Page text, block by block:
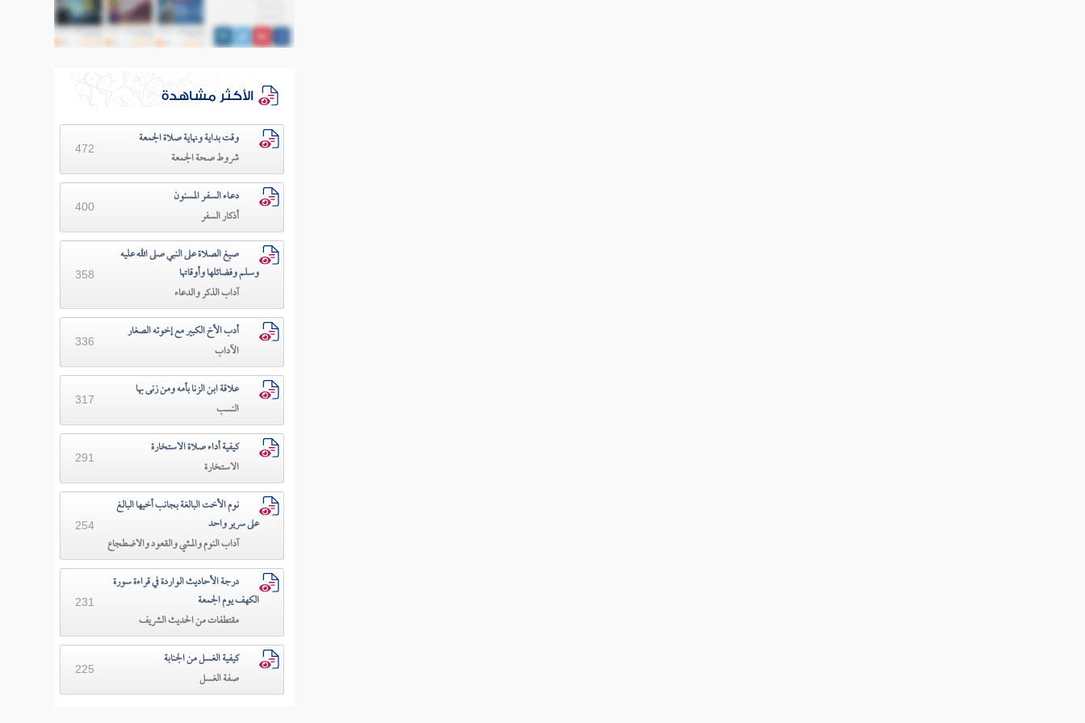
الأكثر مشاهدة
وقت بداية ونهاية صلاة الجمعة
شروط صحة الجمعة
472
دعـاء السفـر المسنون
أذكار السفر
400
صيغ الصلاة على النبي صلى الله عليه
وسلم وفضائلها وأوقاتها
آداب الذكر والدعاء
358
أدب الأخ الكبير مع إخوته الصغار
الآداب
336
علاقة ابن الزنا بأمه ومن زنى بها
النسب
317
كيفية أداء صلاة الاستخارة
الاستخارة
291
نوم الأخت البالغة بجانب أخيها البالغ
على سرير واحد
آداب النوم والمشي والقعود والاضطجاع
254
درجة الأحاديث الواردة في قراءة سورة
الكهف يوم الجمعة
مقتطفات من الحديث الشريف
231
كيفية الغسل من الجنابة
صفة الغسل
225